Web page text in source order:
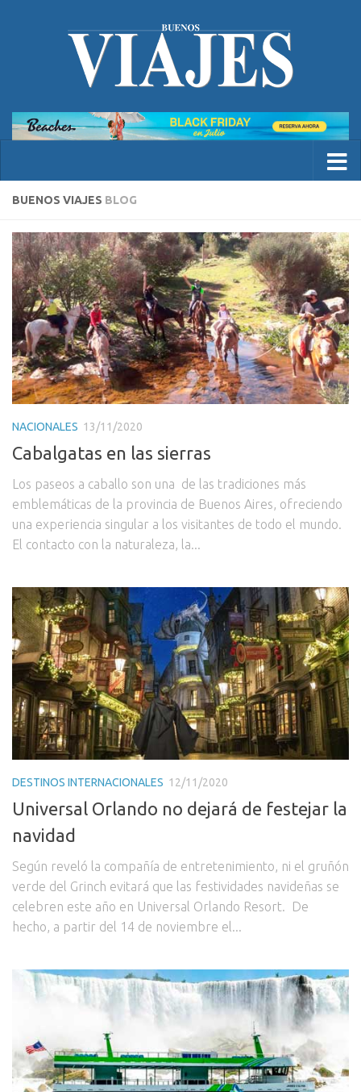
BUENOS VIAJES BLOG
NACIONALES 13/11/2020
Cabalgatas en las sierras
Los paseos a caballo son una de las tradiciones más
emblemáticas de la provincia de Buenos Aires, ofreciendo
una experiencia singular a los visitantes de todo el mundo.
El contacto con la naturaleza, la...
DESTINOS INTERNACIONALES 12/11/2020
Universal Orlando no dejará de festejar la
navidad
Según reveló la compañía de entretenimiento, ni el gruñón
verde del Grinch evitará que las festividades navideñas se
celebren este año en Universal Orlando Resort. De
hecho, a partir del 14 de noviembre el...